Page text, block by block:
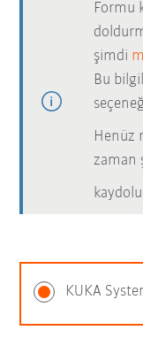
Formu
şimdi
Bu
Henüz
zaman
KUKA